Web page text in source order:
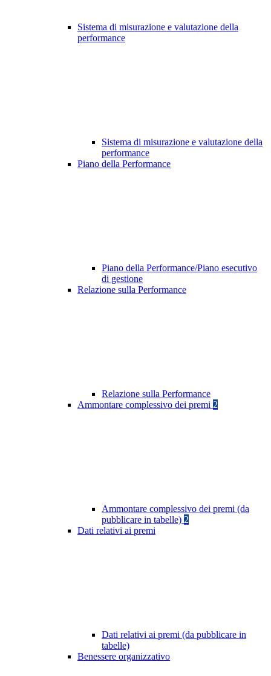
Sistema di misurazione e valutazione della
performance
Sistema di misurazione e valutazione della
performance
Piano della Performance
Piano della Performance/Piano esecutivo
di gestione
Relazione sulla Performance
Relazione sulla Performance
Ammontare complessivo dei premi 2
Ammontare complessivo dei premi (da
pubblicare in tabelle) 2
Dati relativi ai premi
Dati relativi ai premi (da pubblicare in
tabelle)
Benessere organizzativo